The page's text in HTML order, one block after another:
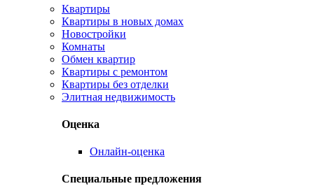
Квартиры
Квартиры в новых домах
Новостройки
Комнаты
Обмен квартир
Квартиры с ремонтом
Квартиры без отделки
Элитная недвижимость
Оценка
Онлайн-оценка
Специальные предложения